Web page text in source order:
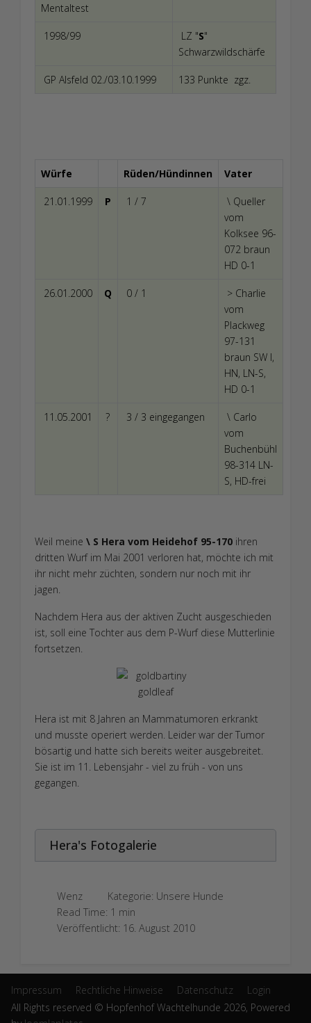
Mentaltest
1998/99 LZ "S"
Schwarzwildschärfe
GP Alsfeld 02./03.10.1999 133 Punkte zgz.
Würfe Rüden/Hündinnen Vater
21.01.1999 P 1 / 7
\ Queller
vom
Kolksee 96-
072braun
HD 0-1
26.01.2000 Q 0 / 1
> Charlie
vom
Plackweg
97-131
braun SW I,
HN, LN-S,
HD 0-1
11.05.2001 ? 3 / 3 eingegangen
\ Carlo
vom
Buchenbühl
98-314 LN-
S, HD-frei
Weil meine \ S Hera vom Heidehof 95-170ihren
dritten Wurf im Mai 2001 verloren hat, möchte ich mit
ihr nicht mehr züchten, sondern nur noch mit ihr
jagen.
Nachdem Hera aus der aktiven Zucht ausgeschieden
ist, soll eine Tochter aus dem P-Wurf diese Mutterlinie
fortsetzen.
Hera ist mit 8 Jahren an Mammatumoren erkrankt
und musste operiert werden. Leider war der Tumor
bösartig und hatte sich bereits weiter ausgebreitet.
Sie ist im 11. Lebensjahr - viel zu früh - von uns
gegangen.
Hera's Fotogalerie
Wenz Kategorie: Unsere Hunde
Read Time: 1 min
Veröffentlicht: 16. August 2010
Impressum Rechtliche Hinweise Datenschutz
Login
All Rights reserved © Hopfenhof Wachtelhunde 2026, Powered